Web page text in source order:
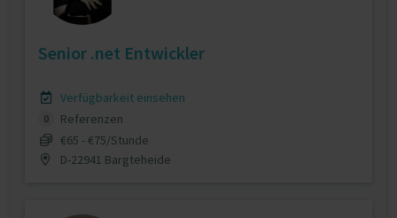
Senior .net Entwickler
Verfügbarkeit einsehen
0
Referenzen
€65 - €75/Stunde
D-22941 Bargteheide